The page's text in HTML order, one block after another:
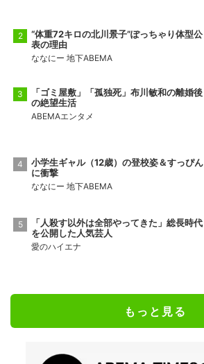
“体重72キロの北川景子”ぽっちゃり体型公
表の理由
ななにー 地下ABEMA
「ゴミ屋敷」「孤独死」布川敏和の離婚後
の絶望生活
ABEMAエンタメ
小学生ギャル（12歳）の登校姿＆すっぴん
に衝撃
ななにー 地下ABEMA
「人殺す以外は全部やってきた」総長時代
を公開した人気芸人
愛のハイエナ
もっと見る